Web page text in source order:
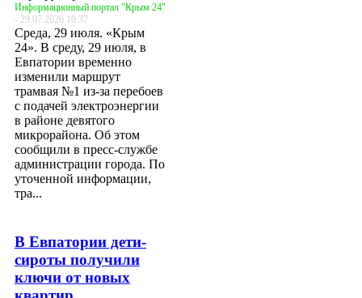
Информационный портал "Крым 24"
- 29.07.2026 10:37
Среда, 29 июля. «Крым
24». В среду, 29 июля, в
Евпатории временно
изменили маршрут
трамвая №1 из-за перебоев
с подачей электроэнергии
в районе девятого
микрорайона. Об этом
сообщили в пресс-службе
администрации города. По
уточенной информации,
тра...
В Евпатории дети-
сироты получили
ключи от новых